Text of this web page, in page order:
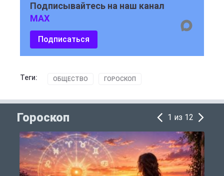
Подписывайтесь на наш канал
MAX
Подписаться
Теги: ОБЩЕСТВО ГОРОСКОП
Гороскоп 1 из 12